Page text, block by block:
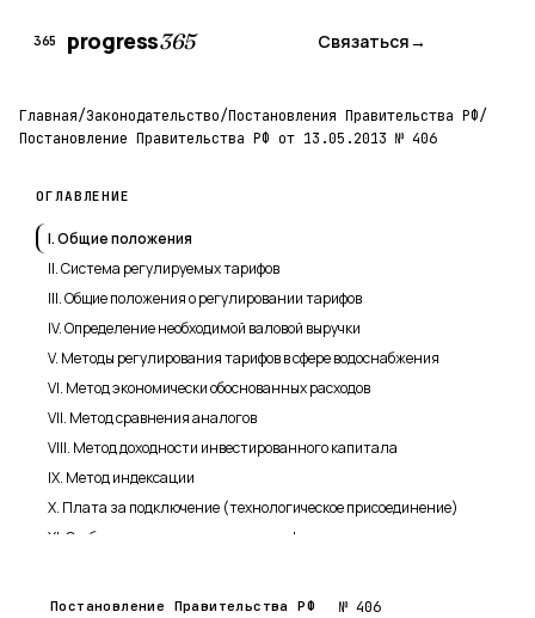
365 progress365 Связаться→
Главная/Законодательство/Постановления Правительства РФ/
Постановление Правительства РФ от 13.05.2013 № 406
ОГЛАВЛЕНИЕ
I. Общие положения
II. Система регулируемых тарифов
III. Общие положения о регулировании тарифов
IV. Определение необходимой валовой выручки
V. Методы регулирования тарифов в сфере водоснабжения
VI. Метод экономически обоснованных расходов
VII. Метод сравнения аналогов
VIII. Метод доходности инвестированного капитала
IX. Метод индексации
X. Плата за подключение (технологическое присоединение)
XI. Особенности установления тарифов на горячую воду
I. Общие положения
Постановление Правительства РФ
№ 406